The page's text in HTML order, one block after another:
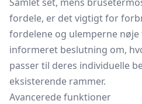
fordele, er det vigtigt for
fordelene og ulemperne
informeret beslutning om,
passer til deres individuelle
eksisterende rammer.
Avancerede funktioner